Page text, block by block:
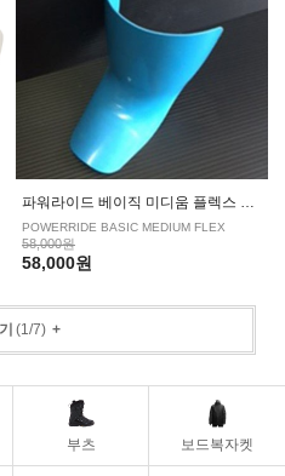
파워라이드 베이직 미디움 플렉스 부츠텅 BLUE
POWERRIDE BASIC MEDIUM FLEX
58,000원
58,000원
(1/7)+
부츠 보드복자켓